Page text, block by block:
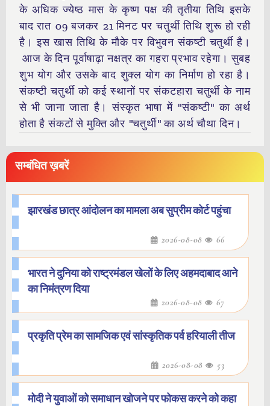
के अधिक ज्येष्ठ मास के कृष्ण पक्ष की तृतीया तिथि इसके
बाद रात 09 बजकर 21 मिनट पर चतुर्थी तिथि शुरू हो रही
है। इस खास तिथि के मौके पर विभुवन संकष्टी चतुर्थी है।
आज के दिन पूर्वाषाढ़ा नक्षत्र का गहरा प्रभाव रहेगा। सुबह
शुभ योग और उसके बाद शुक्ल योग का निर्माण हो रहा है।
संकष्टी चतुर्थी को कई स्थानों पर संकटहारा चतुर्थी के नाम
से भी जाना जाता है। संस्कृत भाषा में "संकष्टी" का अर्थ
होता है संकटों से मुक्ति और "चतुर्थी" का अर्थ चौथा दिन।
सम्बंधित ख़बरें
झारखंड छात्र आंदोलन का मामला अब सुप्रीम कोर्ट पहुंचा
2026-08-08 66
भारत ने दुनिया को राष्ट्रमंडल खेलों के लिए अहमदाबाद आने
का निमंत्रण दिया
2026-08-08 67
प्रकृति प्रेम का सामजिक एवं सांस्कृतिक पर्व हरियाली तीज
2026-08-08 53
मोदी ने युवाओं को समाधान खोजने पर फोकस करने को कहा